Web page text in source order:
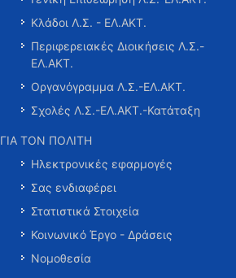
Κλάδοι Λ.Σ. - ΕΛ.ΑΚΤ.
Περιφερειακές Διοικήσεις Λ.Σ.-
ΕΛ.ΑΚΤ.
Οργανόγραμμα Λ.Σ.-ΕΛ.ΑΚΤ.
Σχολές Λ.Σ.-ΕΛ.ΑΚΤ.-Κατάταξη
ΓΙΑ ΤΟΝ ΠΟΛΙΤΗ
Ηλεκτρονικές εφαρμογές
Σας ενδιαφέρει
Στατιστικά Στοιχεία
Κοινωνικό Έργο - Δράσεις
Νομοθεσία